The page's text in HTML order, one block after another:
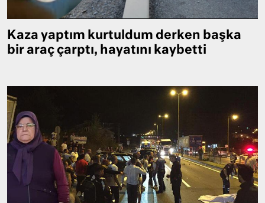
Kaza yaptım kurtuldum derken başka
bir araç çarptı, hayatını kaybetti